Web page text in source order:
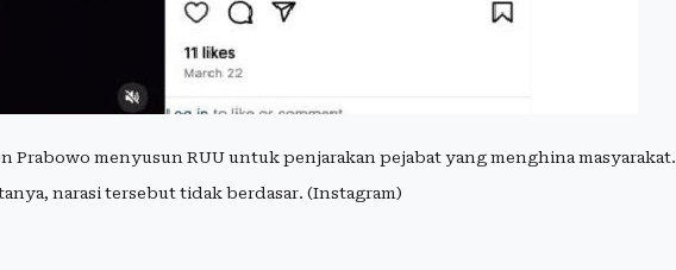
Prabowo menyusun RUU untuk penjarakan pejabat yang menghina masyarakat.
narasi tersebut tidak berdasar. (Instagram)